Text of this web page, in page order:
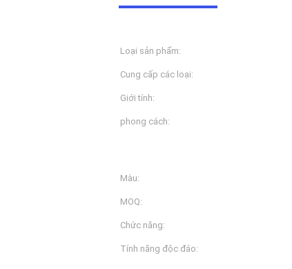
Loại sản phẩm:
Cung cấp các loại:
Giới tính:
phong cách:
Màu:
MOQ:
Chức năng:
Tính năng độc đáo: